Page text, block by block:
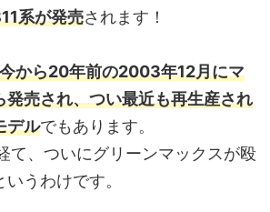
系が発売されます！
今から20年前の2003年12月にマ
発売され、つい最近も再生産され
デルでもあります。
て、ついにグリーンマックスが殴
うわけです。